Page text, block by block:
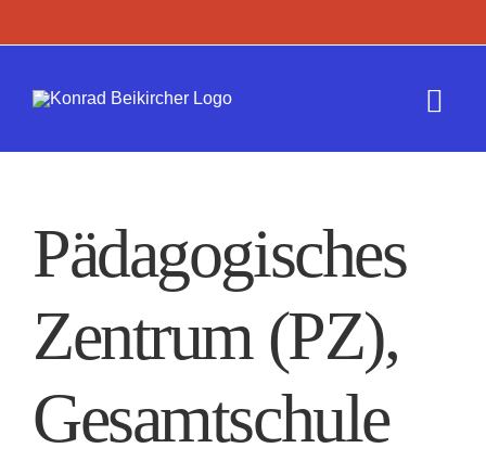
Inhalt
Pädagogisches
Zentrum (PZ),
Gesamtschule